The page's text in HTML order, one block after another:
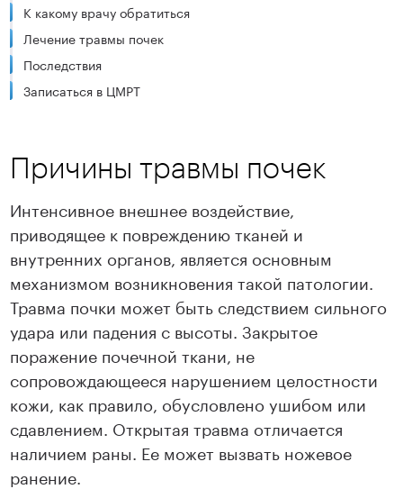
К какому врачу обратиться
Лечение травмы почек
Последствия
Записаться в ЦМРТ
Причины травмы почек
Интенсивное внешнее воздействие,
приводящее к повреждению тканей и
внутренних органов, является основным
механизмом возникновения такой патологии.
Травма почки может быть следствием сильного
удара или падения с высоты. Закрытое
поражение почечной ткани, не
сопровождающееся нарушением целостности
кожи, как правило, обусловлено ушибом или
сдавлением. Открытая травма отличается
наличием раны. Ее может вызвать ножевое
ранение.